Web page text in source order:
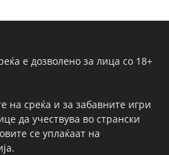
е дозволено за лица со 18+
на среќа и за забавните игри
да учествува во странски
се уплаќаат на